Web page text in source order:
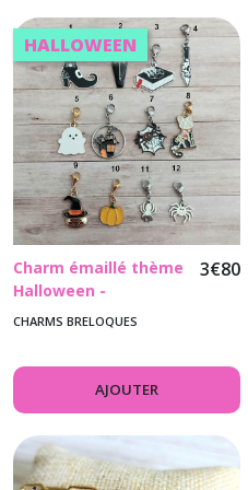
HALLOWEEN
Charm émaillé thème
Halloween -
mousqueton en acier
3€80
CHARMS BRELOQUES
AJOUTER